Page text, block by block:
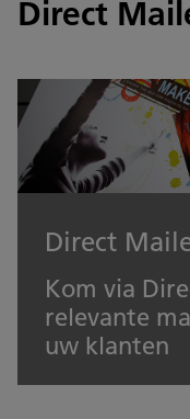
Direct
Direct
Kom via
relevante
uw klanten